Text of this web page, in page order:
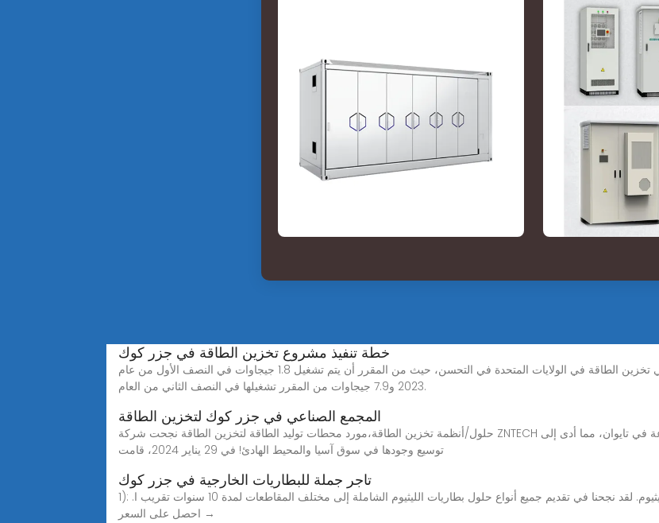
خطة تنفيذ مشروع تخزين الطاقة في جزر كوك
خطة تنفيذ مشروع تخزين الطاقة في جزر كوكبدأ التأخير في تخزين الطاقة في الولايات المتحدة في التحسن، حيث من المقرر أن يتم تشغيل 1.8 جيجاوات في النصف الأول من عام
2023 و7.9 جيجاوات من المقرر تشغيلها في النصف الثاني من العام.
المجمع الصناعي في جزر كوك لتخزين الطاقة
حلول/أنظمة تخزين الطاقة،مورد محطات توليد الطاقة لتخزين الطاقة نجحت شركة ZNTECH في تأمين مشروع لتخزين الطاقة بقدرة 232 ميجاوات في الساعة في تايوان، مما أدى إلى
توسيع وجودها في سوق آسيا والمحيط الهادئ! في 29 يناير 2024، قامت
تاجر جملة للبطاريات الخارجية في جزر كوك
1): هل أنت منتج أو تاجر؟ رد: نحن خبراء في تصنيع بطاريات الليثيوم. لقد نجحنا في تقديم جميع أنواع حلول بطاريات الليثيوم الشاملة إلى مختلف المقاطعات لمدة 10 سنوات تقريب ا.
احصل على السعر →